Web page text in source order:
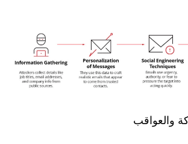
والعواقب